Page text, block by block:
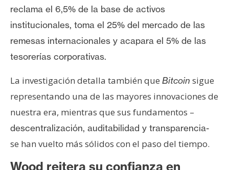
reclama el 6,5% de la base de activos
institucionales, toma el 25% del mercado de las
remesas internacionales y acapara el 5% de las
tesorerías corporativas.
La investigación detalla también que Bitcoin sigue
representando una de las mayores innovaciones de
nuestra era, mientras que sus fundamentos –
descentralización, auditabilidad y transparencia-
se han vuelto más sólidos con el paso del tiempo.
Wood reitera su confianza en